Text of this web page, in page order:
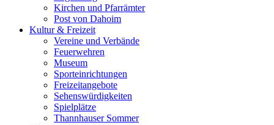
Kirchen und Pfarrämter
Post von Dahoim
Kultur & Freizeit
Vereine und Verbände
Feuerwehren
Museum
Sporteinrichtungen
Freizeitangebote
Sehenswürdigkeiten
Spielplätze
Thannhauser Sommer